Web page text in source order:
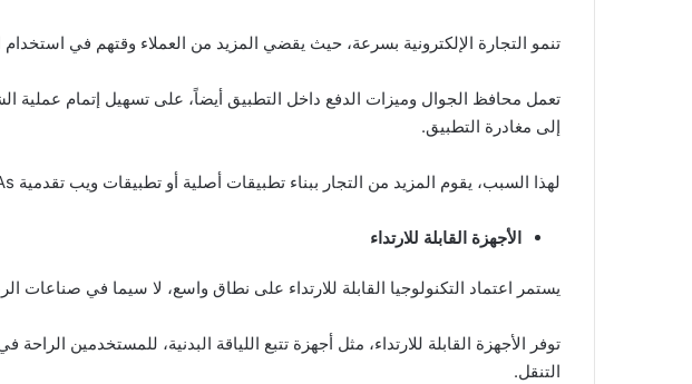
تنمو التجارة الإلكترونية بسرعة، حيث يقضي المزيد من العملاء وقتهم في استخدام
تعمل محافظ الجوال وميزات الدفع داخل التطبيق أيضاً، على تسهيل إتمام عملية
إلى مغادرة التطبيق.
لهذا السبب، يقوم المزيد من التجار ببناء تطبيقات أصلية أو تطبيقات ويب تقدمية PWAs لتوفير تجربة تسوق أفضل.
الأجهزة القابلة للارتداء
يستمر اعتماد التكنولوجيا القابلة للارتداء على نطاق واسع، لا سيما في صناعات
توفر الأجهزة القابلة للارتداء، مثل أجهزة تتبع اللياقة البدنية، للمستخدمين الراحة
التنقل.